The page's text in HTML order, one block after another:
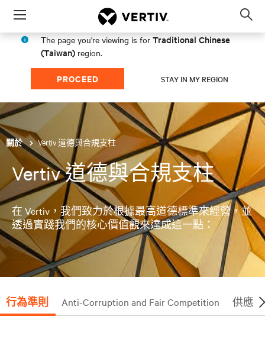
Menu
The page you're viewing is for Traditional Chinese
(Taiwan) region.
PROCEED STAY IN MY REGION
關於 Vertiv 道德與合規支柱
Vertiv 道德與合規支柱
在 Vertiv，我們致力於根據最高道德標準來經營，並
透過實踐我們的核心價值觀來達成這一點：
行為準則 Anti-Corruption and Fair Competition 供應鏈